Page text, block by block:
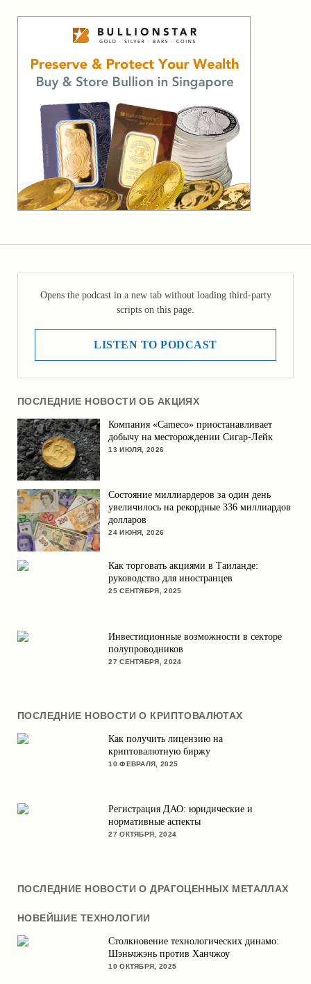
Opens the podcast in a new tab without loading third-party
scripts on this page.
LISTEN TO PODCAST
ПОСЛЕДНИЕ НОВОСТИ ОБ АКЦИЯХ
Компания «Cameco» приостанавливает
добычу на месторождении Сигар-Лейк
13 ИЮЛЯ, 2026
Состояние миллиардеров за один день
увеличилось на рекордные 336 миллиардов
долларов
24 ИЮНЯ, 2026
Как торговать акциями в Таиланде:
руководство для иностранцев
25 СЕНТЯБРЯ, 2025
Инвестиционные возможности в секторе
полупроводников
27 СЕНТЯБРЯ, 2024
ПОСЛЕДНИЕ НОВОСТИ О КРИПТОВАЛЮТАХ
Как получить лицензию на
криптовалютную биржу
10 ФЕВРАЛЯ, 2025
Регистрация ДАО: юридические и
нормативные аспекты
27 ОКТЯБРЯ, 2024
ПОСЛЕДНИЕ НОВОСТИ О ДРАГОЦЕННЫХ МЕТАЛЛАХ
НОВЕЙШИЕ ТЕХНОЛОГИИ
Столкновение технологических динамо:
Шэньчжэнь против Ханчжоу
10 ОКТЯБРЯ, 2025